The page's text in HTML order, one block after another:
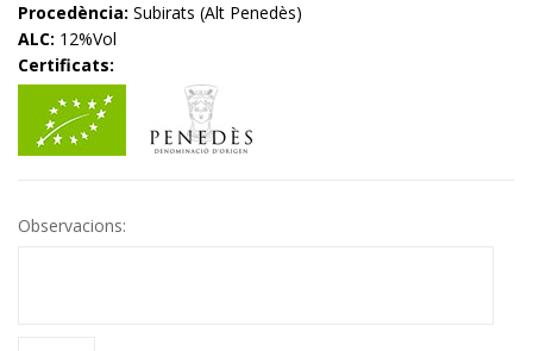
Procedència: Subirats (Alt Penedès)
ALC: 12%Vol
Certificats:
Observacions: